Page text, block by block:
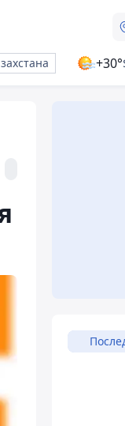
+30°